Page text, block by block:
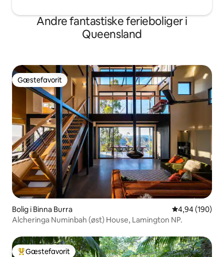
Andre fantastiske ferieboliger i
Queensland
Gæstefavorit
Gæstefavorit
Bolig i Binna Burra 4,94 ud af 5 i
4,94 (190)
Alcheringa Numinbah (øst) House, Lamington NP.
Gæstefavorit